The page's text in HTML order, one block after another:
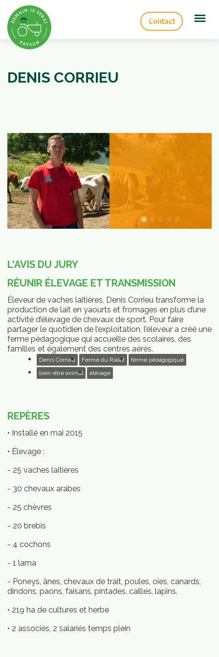
Contact
DENIS CORRIEU
L'AVIS DU JURY
RÉUNIR ÉLEVAGE ET TRANSMISSION
Éleveur de vaches laitières, Denis Corrieu transforme la
production de lait en yaourts et fromages en plus d’une
activité d’élevage de chevaux de sport. Pour faire
partager le quotidien de l’exploitation, l’éleveur a créé une
ferme pédagogique qui accueille des scolaires, des
familles et également des centres aérés.
Denis Corrieu Ferme du Rialet
ferme pédagogique
bien-être animal
élevage
REPÈRES
• Installé en mai 2015
• Élevage :
- 25 vaches laitières
- 30 chevaux arabes
- 25 chèvres
- 20 brebis
- 4 cochons
- 1 lama
- Poneys, ânes, chevaux de trait, poules, oies, canards,
dindons, paons, faisans, pintades, cailles, lapins.
• 219 ha de cultures et herbe
• 2 associés, 2 salariés temps plein